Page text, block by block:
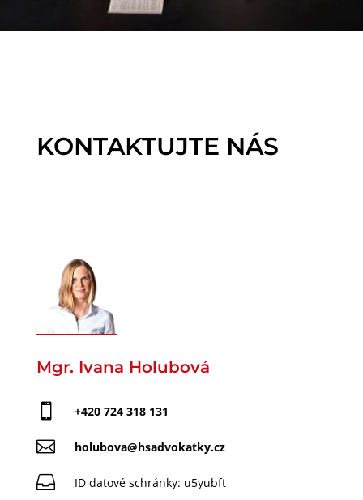
KONTAKTUJTE NÁS
Mgr. Ivana Holubová
 +420 724 318 131
 holubova@hsadvokatky.cz
 ID datové schránky: u5yubft